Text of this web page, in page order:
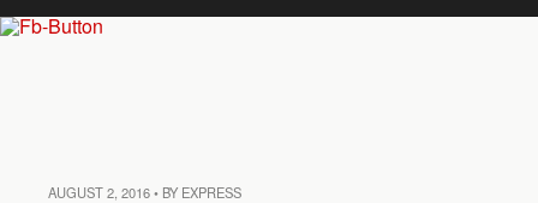
AUGUST 2, 2016 • BY EXPRESS